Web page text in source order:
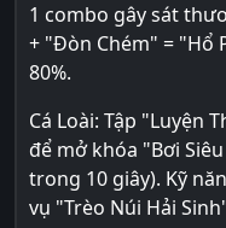
1 combo gây sát
+ "Đòn Chém" = "Hổ
80%.
Cá Loài: Tập "Luyện
để mở khóa "Bơi
trong 10 giây). Kỹ
vụ "Trèo Núi Hải